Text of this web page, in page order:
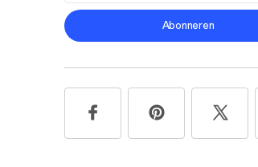
Algemene
PrivacybeleidAbonneren